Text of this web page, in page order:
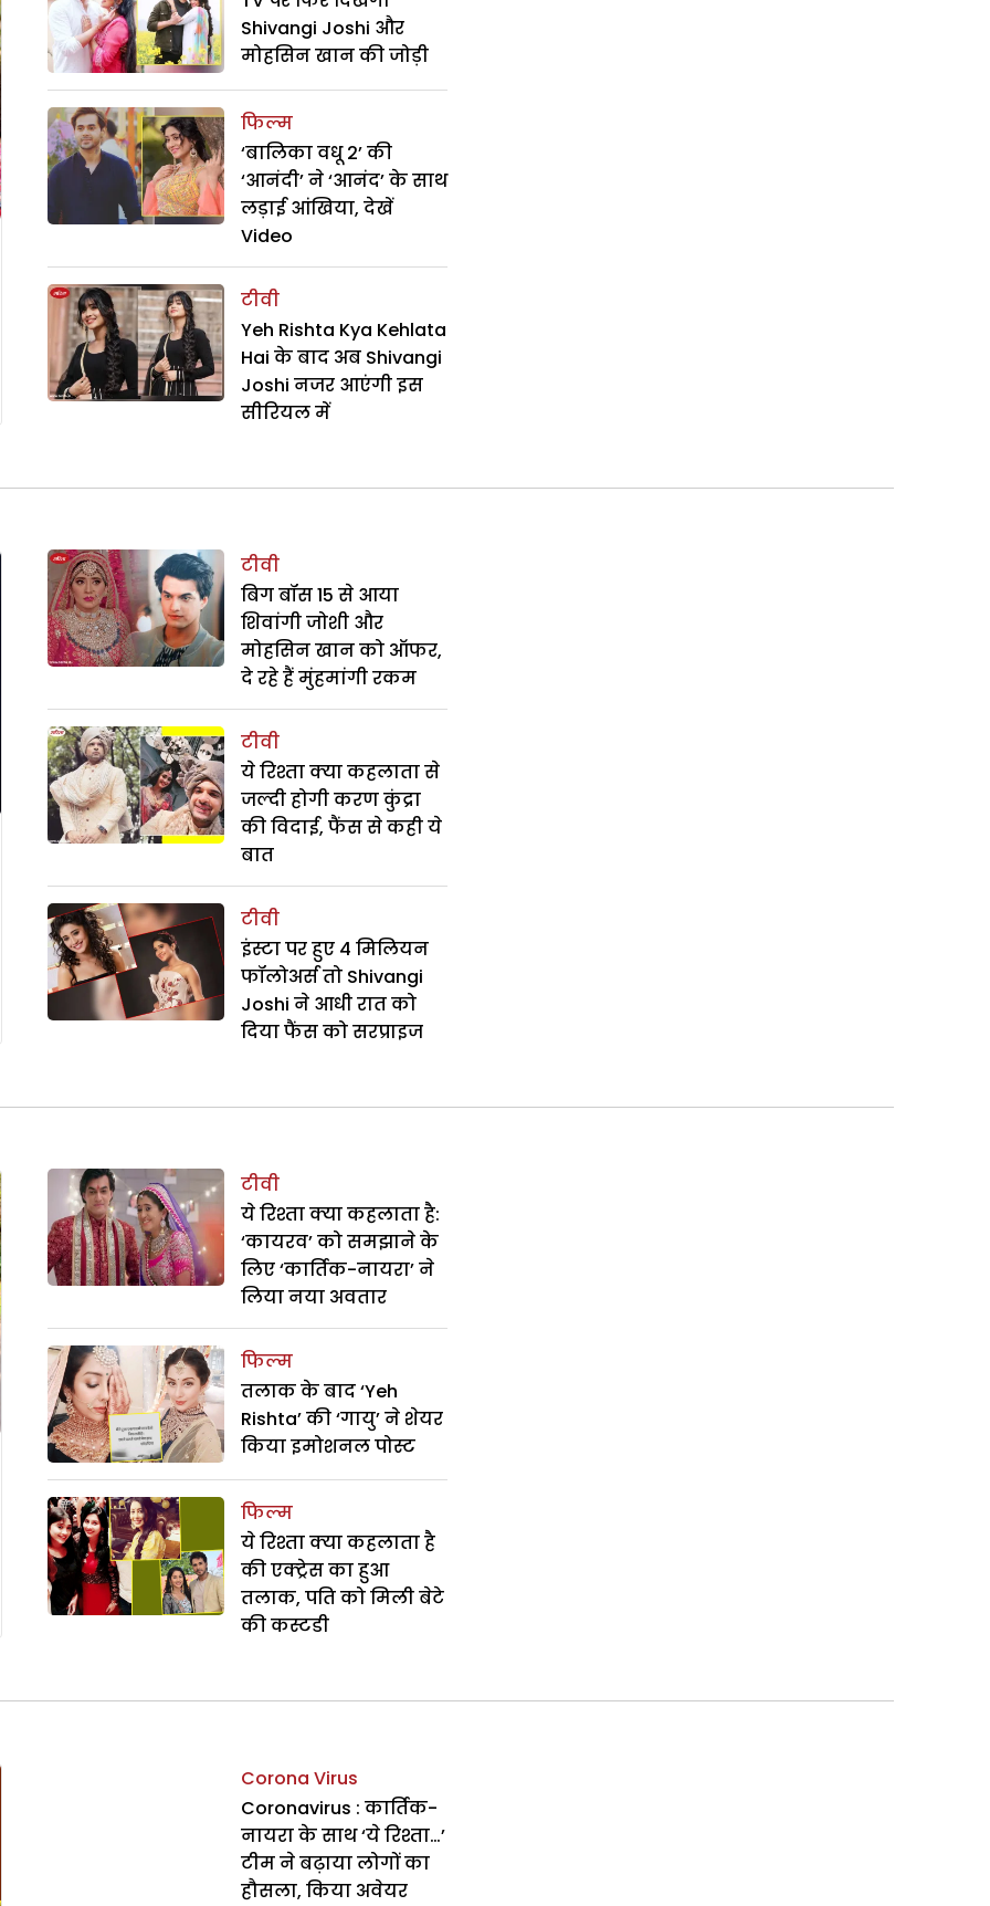
Shivangi Joshi और
मोहसिन खान की जोड़ी
फिल्म
‘बालिका वधू 2’ की
‘आनंदी’ ने ‘आनंद’ के साथ
लड़ाई आंखिया, देखें
Video
टीवी
Yeh Rishta Kya Kehlata
Hai के बाद अब Shivangi
Joshi नजर आएंगी इस
सीरियल में
टीवी
बिग बॉस 15 से आया
शिवांगी जोशी और
मोहसिन खान को ऑफर,
दे रहे हैं मुंहमांगी रकम
टीवी
ये रिश्ता क्या कहलाता से
जल्दी होगी करण कुंद्रा
की विदाई, फैंस से कही ये
बात
टीवी
इंस्टा पर हुए 4 मिलियन
फॉलोअर्स तो Shivangi
Joshi ने आधी रात को
दिया फैंस को सरप्राइज
टीवी
ये रिश्ता क्या कहलाता है:
‘कायरव’ को समझाने के
लिए ‘कार्तिक-नायरा’ ने
लिया नया अवतार
फिल्म
तलाक के बाद ‘Yeh
Rishta’ की ‘गायु’ ने शेयर
किया इमोशनल पोस्ट
फिल्म
ये रिश्ता क्या कहलाता है
की एक्ट्रेस का हुआ
तलाक, पति को मिली बेटे
की कस्टडी
Corona Virus
Coronavirus : कार्तिक-
नायरा के साथ ‘ये रिश्ता…’
टीम ने बढ़ाया लोगों का
हौसला, किया अवेयर